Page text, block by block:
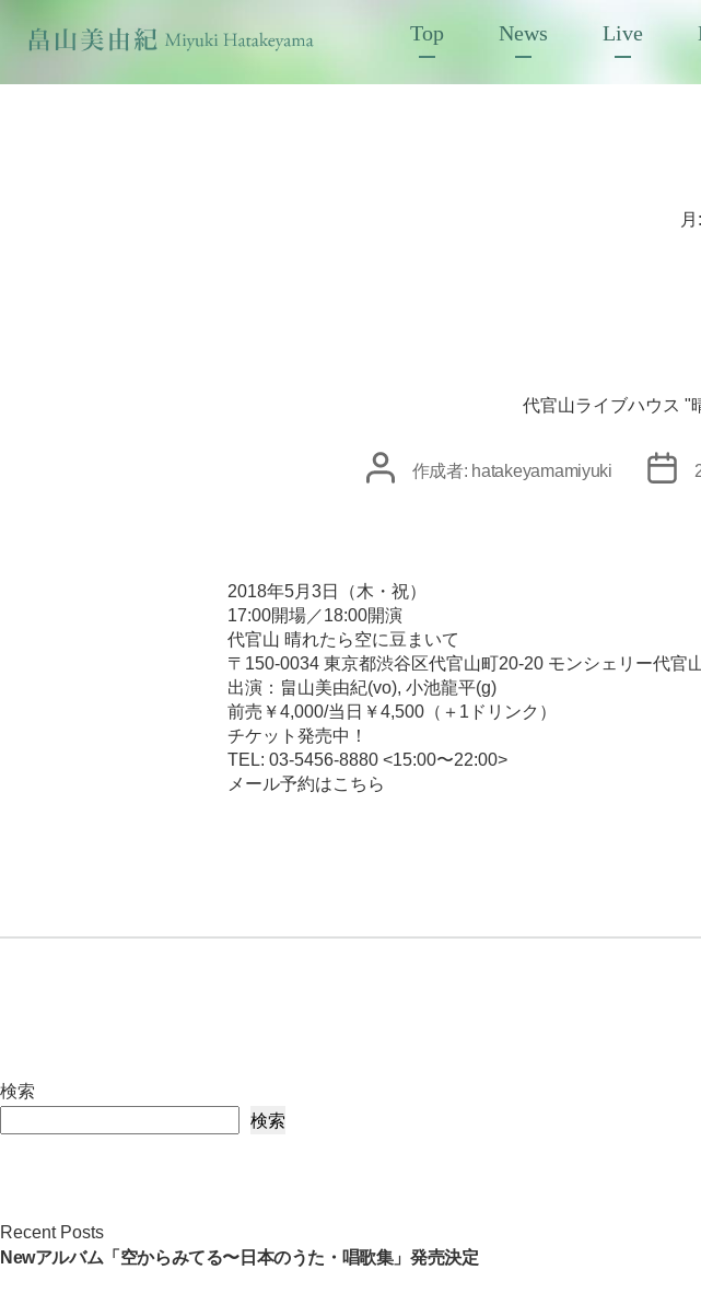
Top News Live
月:
代官山ライブハウス "
投
作成者: hatakeyamamiyuki
投
2018年5月3日（木・祝）
17:00開場／18:00開演
代官山 晴れたら空に豆まいて
〒150-0034 東京都渋谷区代官山町20-20 モンシェリー代官
出演：畠山美由紀(vo), 小池龍平(g)
前売￥4,000/当日￥4,500（＋1ドリンク）
チケット発売中！
TEL: 03-5456-8880 <15:00〜22:00>
メール予約はこちら
検索
検索
Recent Posts
Newアルバム「空からみてる〜日本のうた・唱歌集」発売決定